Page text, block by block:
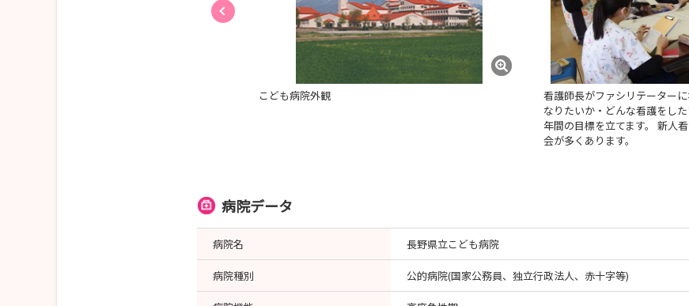
こども病院外観
看護師長がファシリテーター
なりたいか・どんな看護をし
年間の目標を立てます。 新人
会が多くあります。
病院データ
病院名 長野県立こども病院
病院種別 公的病院(国家公務員、独立行政法人、赤十字等)